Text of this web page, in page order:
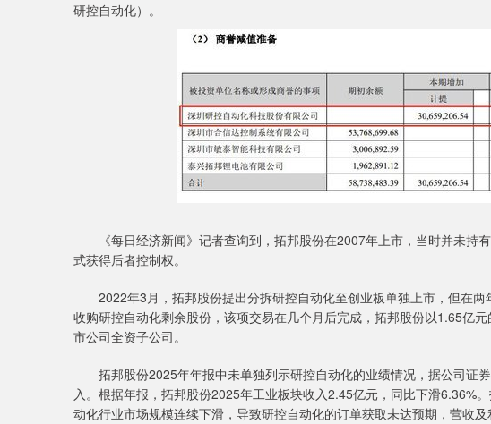
研控自动化）。
《每日经济新闻》记者查询到，拓邦股份在2007年上市，当时并未持
式获得后者控制权。
2022年3月，拓邦股份提出分拆研控自动化至创业板单独上市，但在两
收购研控自动化剩余股份，该项交易在几个月后完成，拓邦股份以1.65亿
市公司全资子公司。
拓邦股份2025年年报中未单独列示研控自动化的业绩情况，据公司证
入。根据年报，拓邦股份2025年工业板块收入2.45亿元，同比下滑6.36%
动化行业市场规模连续下滑，导致研控自动化的订单获取未达预期，营收